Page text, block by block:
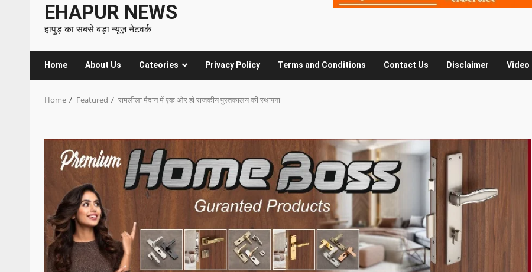
EHAPUR NEWS
हापुड़ का सबसे बड़ा न्यूज़ नेटवर्क
Home About Us Cateories Privacy Policy Terms and Conditions Contact Us Disclaimer Video
Home Featured रामलीला मैदान में एक ओर हो राजकीय पुस्तकालय की स्थापना